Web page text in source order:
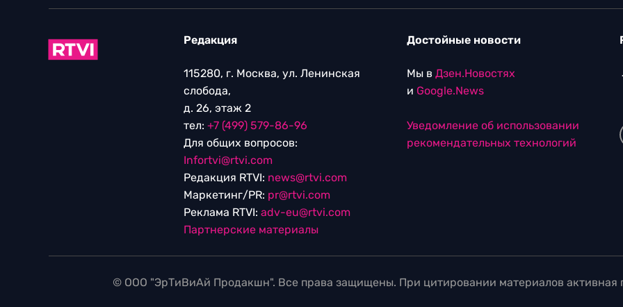
Редакция
115280, г. Москва, ул. Ленинская
слобода,
д. 26, этаж 2
тел: +7 (499) 579-86-96
Для общих вопросов:
Infortvi@rtvi.com
Редакция RTVI: news@rtvi.com
Маркетинг/PR: pr@rtvi.com
Реклама RTVI: adv-eu@rtvi.com
Партнерские материалы
Достойные новости
Мы в Дзен.Новостях
и Google.News
Уведомление об использовании
рекомендательных технологий
© ООО "ЭрТиВиАй Продакшн". Все права защищены. При цитировании материалов активная